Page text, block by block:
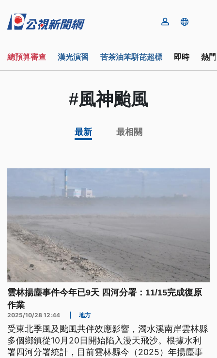
總預算審查 漢光演習 苦茶油苯駢芘超標 即時 熱
#風神颱風
最新 最相關
雲林揚塵事件今年已9天 四河分署：11/15完成復原
作業
2025/10/28 12:44 地方
受東北季風及颱風共伴效應影響，濁水溪南岸雲林縣
多個鄉鎮從10月20日開始陷入漫天飛沙。根據水利
署四河分署統計，目前雲林縣今（2025）年揚塵事